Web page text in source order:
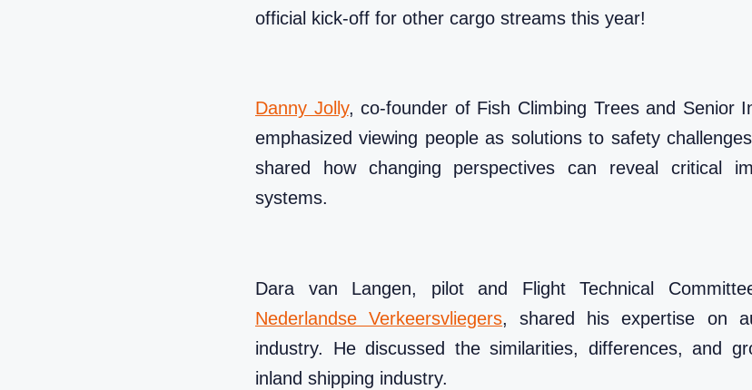
official kick-off for other cargo streams this year!
Danny Jolly, co-founder of Fish Climbing Trees and Senior
emphasized viewing people as solutions to safety
shared how changing perspectives can reveal critical
systems.
Dara van Langen, pilot and Flight Technical
Nederlandse Verkeersvliegers, shared his expertise on
industry. He discussed the similarities, differences, and
inland shipping industry.